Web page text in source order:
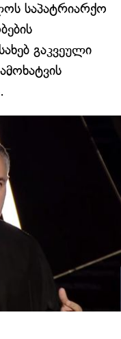
საპატრიარქო
გაკვეული